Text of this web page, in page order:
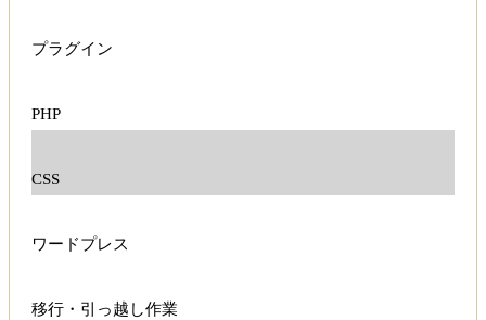
プラグイン
PHP
CSS
ワードプレス
移行・引っ越し作業